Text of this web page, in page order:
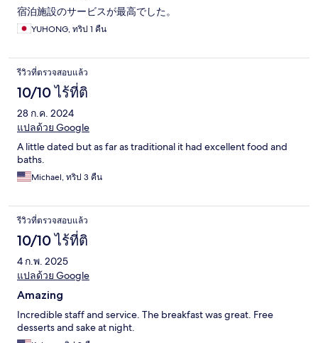
宿泊施設のサービスが最高でした。
YUHONG, ทริป 1 คืน
รีวิวที่ตรวจสอบแล้ว
10/10 ไร้ที่ติ
28 ก.ค. 2024
แปลด้วย Google
A little dated but as far as traditional it had excellent food and
baths.
Michael, ทริป 3 คืน
รีวิวที่ตรวจสอบแล้ว
10/10 ไร้ที่ติ
4 ก.พ. 2025
แปลด้วย Google
Amazing
Incredible staff and service. The breakfast was great. Free
desserts and sake at night.